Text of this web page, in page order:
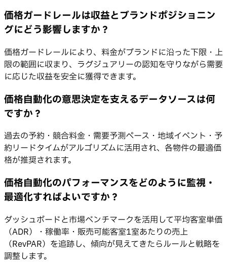
価格ガードレールは収益とブランドポジショニン
グにどう影響しますか？
価格ガードレールにより、料金がブランドに沿った下限・上
限の範囲に収まり、ラグジュアリーの認知を守りながら需要
に応じた収益を安全に獲得できます。
価格自動化の意思決定を支えるデータソースは何
ですか？
過去の予約・競合料金・需要予測ペース・地域イベント・予
約リードタイムがアルゴリズムに活用され、各物件の最適価
格が推奨されます。
価格自動化のパフォーマンスをどのように監視・
最適化すればよいですか？
ダッシュボードと市場ベンチマークを活用して平均客室単価
（ADR）・稼働率・販売可能客室1室あたりの売上
（RevPAR）を追跡し、傾向が見えてきたらルールと戦略を
調整します。